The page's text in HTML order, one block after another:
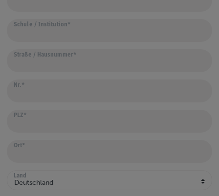
Schule / Institution*
Straße / Hausnummer*
Nr.*
PLZ*
Ort*
Land